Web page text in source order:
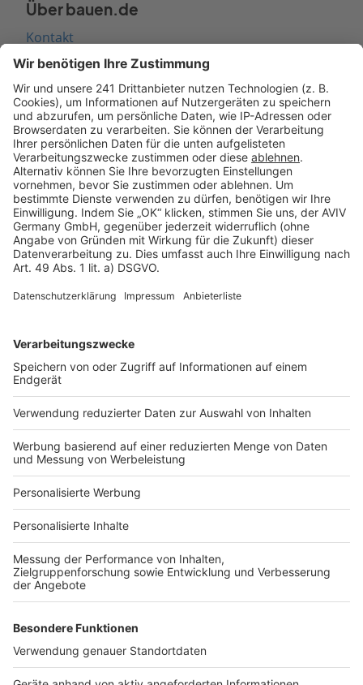
Über bauen.de
Kontakt
Seitenaufbau
Barrierefreiheit
Cookie Einstellungen
Rechtliches
AGB-Übersicht
Datenschutz
Impressum
Services
Bauprojekt-Quiz
Häuser-Suche
Hausanbieter-Suche
Bauprojekt-Profil
Für Unternehmen
Ihre Baufirma auf bauen.de
Kostenloses Infogespräch